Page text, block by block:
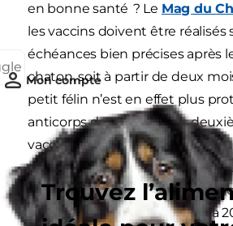
Mon compte
Trouvez
en bonne santé ? Le Mag du
les vaccins doivent être réalisés
échéances bien précises après
chaton, soit à partir de deux
petit félin n’est en effet plus
anticorps de sa mère. Les
vaccinations sont généralement
recommandées trois ou quatre
tard, et certains vétérinaires
troisième rappel à l’âge de 16 à